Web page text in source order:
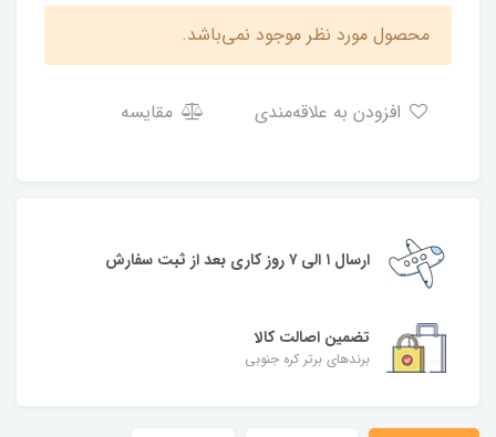
محصول مورد نظر موجود نمی‌باشد.
مقایسه
ارسال ۱ الی ۷ روز کاری بعد از ثبت سفارش
تضمین اصالت کالا
برندهای برتر کره جنوبی